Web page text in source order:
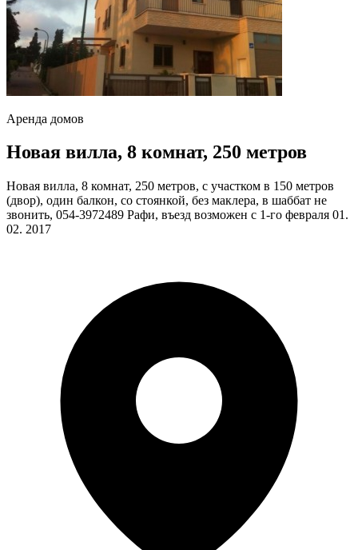
Аренда домов
Новая вилла, 8 комнат, 250 метров
Новая вилла, 8 комнат, 250 метров, с участком в 150 метров
(двор), один балкон, со стоянкой, без маклера, в шаббат не
звонить, 054-3972489 Рафи, въезд возможен с 1-го февраля 01.
02. 2017